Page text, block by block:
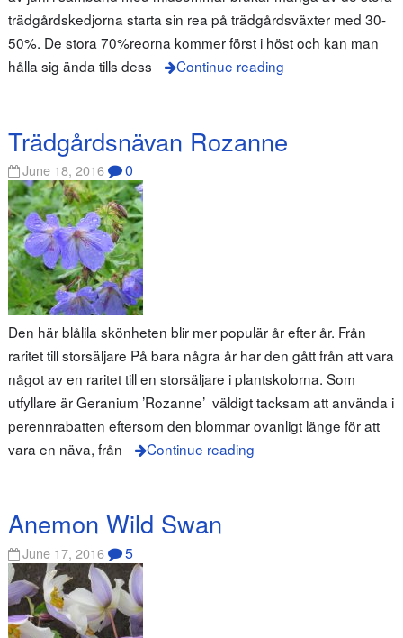
trädgårdskedjorna starta sin rea på trädgårdsväxter med 30-
50%. De stora 70%reorna kommer först i höst och kan man
hålla sig ända tills dess
Continue reading
Trädgårdsnävan Rozanne
June 18, 2016 0
Den här blålila skönheten blir mer populär år efter år. Från
raritet till storsäljare På bara några år har den gått från att vara
något av en raritet till en storsäljare i plantskolorna. Som
utfyllare är Geranium ’Rozanne’ väldigt tacksam att använda i
perennrabatten eftersom den blommar ovanligt länge för att
vara en näva, från
Continue reading
Anemon Wild Swan
June 17, 2016 5